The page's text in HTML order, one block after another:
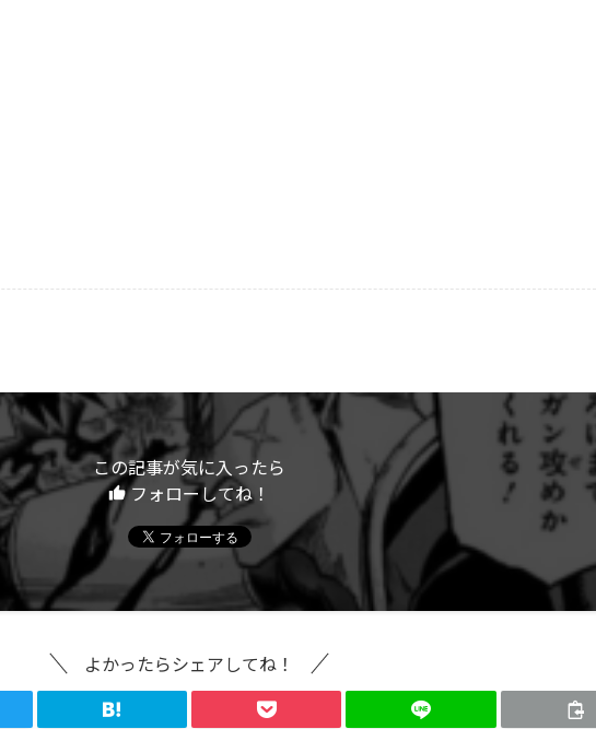
この記事が気に入ったら
フォローしてね！
よかったらシェアしてね！